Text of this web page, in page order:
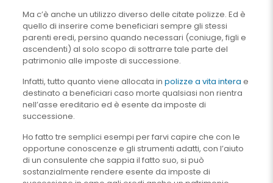
Ma c’è anche un utilizzo diverso delle citate polizze. Ed è
quello di inserire come beneficiari sempre gli stessi
parenti eredi, persino quando necessari (coniuge, figli e
ascendenti) al solo scopo di sottrarre tale parte del
patrimonio alle imposte di successione.
Infatti, tutto quanto viene allocata in polizze a vita intera e
destinato a beneficiari caso morte qualsiasi non rientra
nell’asse ereditario ed è esente da imposte di
successione.
Ho fatto tre semplici esempi per farvi capire che con le
opportune conoscenze e gli strumenti adatti, con l’aiuto
di un consulente che sappia il fatto suo, si può
sostanzialmente rendere esente da imposte di